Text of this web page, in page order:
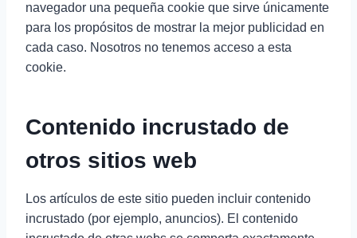
navegador una pequeña cookie que sirve únicamente
para los propósitos de mostrar la mejor publicidad en
cada caso. Nosotros no tenemos acceso a esta
cookie.
Contenido incrustado de
otros sitios web
Los artículos de este sitio pueden incluir contenido
incrustado (por ejemplo, anuncios). El contenido